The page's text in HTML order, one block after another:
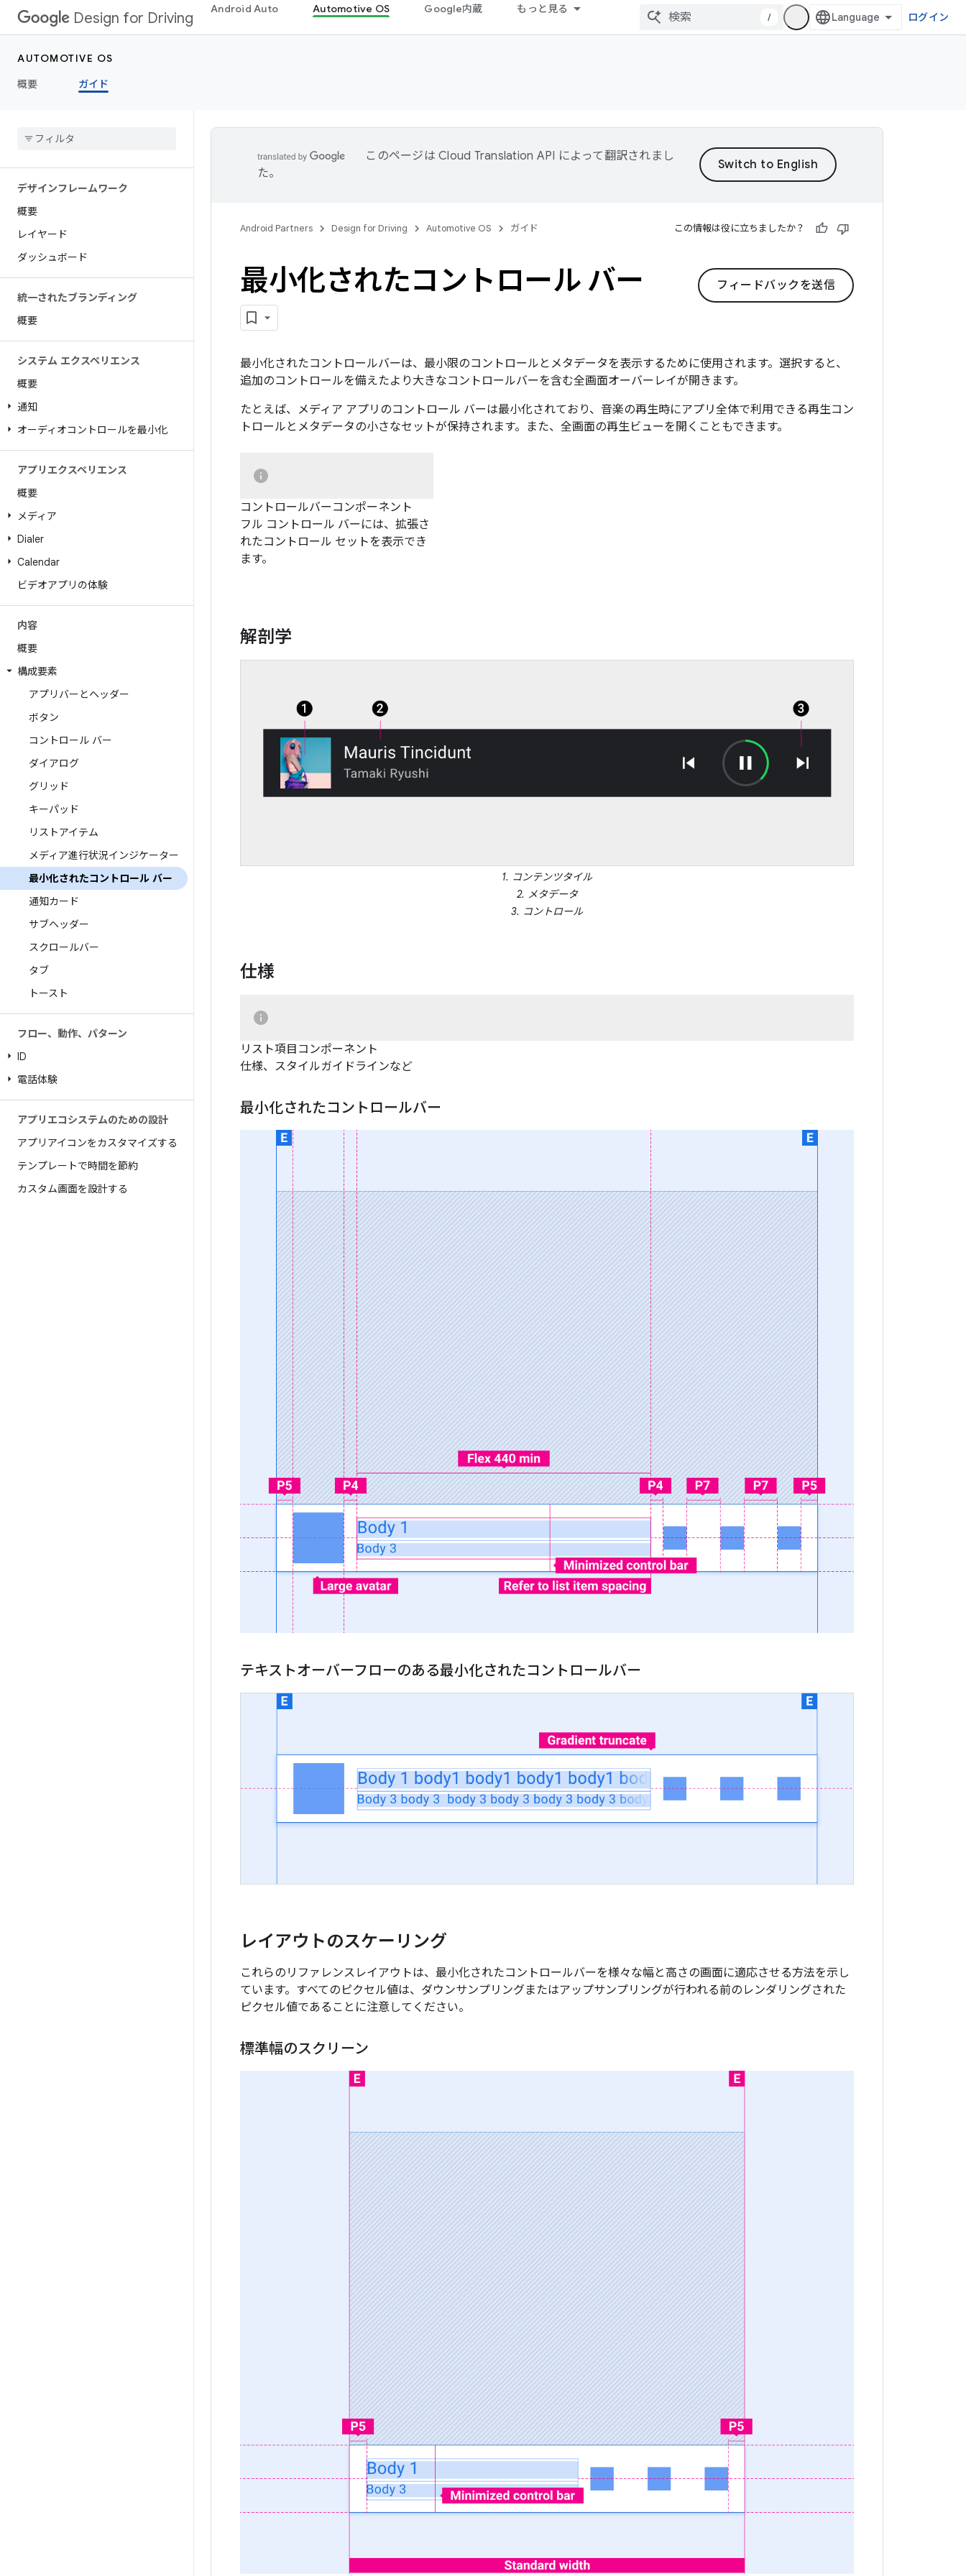
Design for Driving
Android Auto Automotive OS Google内蔵 もっと見る
/ ログイン
AUTOMOTIVE OS
概要
ガイド
デザインフレームワーク
概要
レイヤード
ダッシュボード
統一されたブランディング
概要
システム エクスペリエンス
概要
通知
オーディオコントロールを最小化
アプリエクスペリエンス
概要
メディア
Dialer
Calendar
ビデオアプリの体験
内容
概要
構成要素
アプリバーとヘッダー
ボタン
コントロール バー
ダイアログ
グリッド
キーパッド
リストアイテム
メディア進行状況インジケーター
最小化されたコントロール バー
通知カード
サブヘッダー
スクロールバー
タブ
トースト
フロー、動作、パターン
ID
電話体験
アプリエコシステムのための設計
アプリアイコンをカスタマイズする
テンプレートで時間を節約
カスタム画面を設計する
このページは Cloud Translation API によって翻訳されまし
た。
Android Partners Design for Driving Automotive OS ガイド この情報は役に立ちましたか？
フィードバックを送信
最小化されたコントロール バー
最小化されたコントロールバーは、最小限のコントロールとメタデータを表示するために使用されます。選択すると、
追加のコントロールを備えたより大きなコントロールバーを含む全画面オーバーレイが開きます。
たとえば、メディア アプリのコントロール バーは最小化されており、音楽の再生時にアプリ全体で利用できる再生コン
トロールとメタデータの小さなセットが保持されます。また、全画面の再生ビューを開くこともできます。
コントロールバーコンポーネント
フル コントロール バーには、拡張さ
れたコントロール セットを表示でき
ます。
解剖学
1. コンテンツタイル
2. メタデータ
3. コントロール
仕様
リスト項目コンポーネント
仕様、スタイルガイドラインなど
最小化されたコントロールバー
テキストオーバーフローのある最小化されたコントロールバー
レイアウトのスケーリング
これらのリファレンスレイアウトは、最小化されたコントロールバーを様々な幅と高さの画面に適応させる方法を示し
ています。すべてのピクセル値は、ダウンサンプリングまたはアップサンプリングが行われる前のレンダリングされた
ピクセル値であることに注意してください。
標準幅のスクリーン